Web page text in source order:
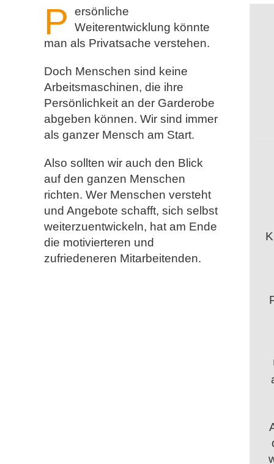
P
ersönliche
Weiterentwicklung könnte
man als Privatsache verstehen.
Doch Menschen sind keine
Arbeitsmaschinen, die ihre
Persönlichkeit an der Garderobe
abgeben können. Wir sind immer
als ganzer Mensch am Start.
Also sollten wir auch den Blick
auf den ganzen Menschen
richten. Wer Menschen versteht
und Angebote schafft, sich selbst
weiterzuentwickeln, hat am Ende
die motivierteren und
zufriedeneren Mitarbeitenden.